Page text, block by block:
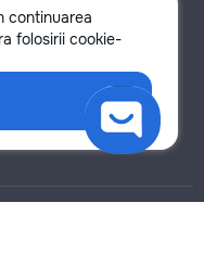
continuarea
folosirii cookie-